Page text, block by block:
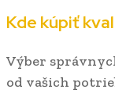
Kde kúpiť
Výber
od vašich